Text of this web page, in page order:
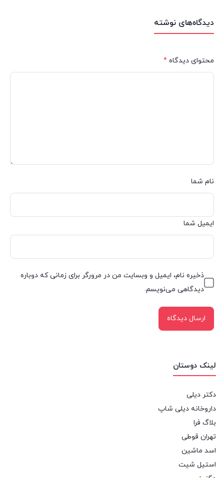
لینک دوستان
دکتر دیلی
داروخانه دیلی شاپ
بلاگ فرا
تهران قوطی
اسد ماشین
استیل شیت
دیدگاه‌های نوشته
محتوای دیدگاه *
نام شما
ایمیل شما
ذخیره نام، ایمیل و وبسایت من در مرورگر برای زمانی که دوباره
دیدگاهی می‌نویسم.